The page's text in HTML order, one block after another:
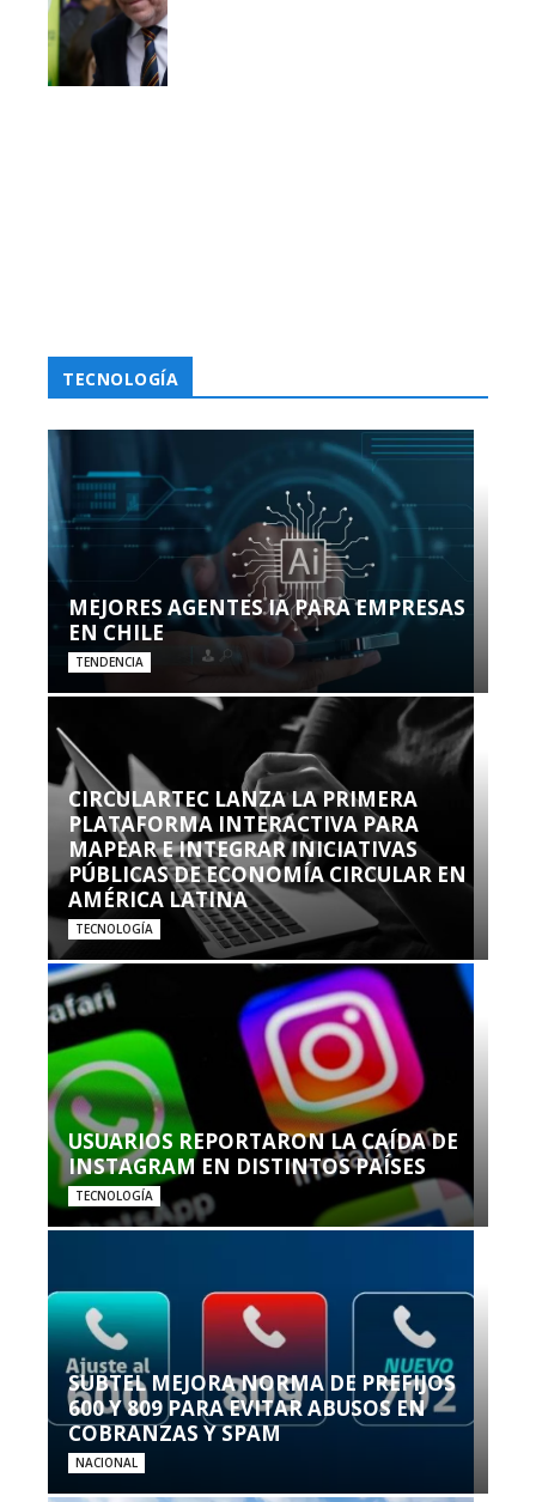
TECNOLOGÍA
MEJORES AGENTES IA PARA EMPRESAS
EN CHILE
TENDENCIA
CIRCULARTEC LANZA LA PRIMERA
PLATAFORMA INTERACTIVA PARA
MAPEAR E INTEGRAR INICIATIVAS
PÚBLICAS DE ECONOMÍA CIRCULAR EN
AMÉRICA LATINA
TECNOLOGÍA
USUARIOS REPORTARON LA CAÍDA DE
INSTAGRAM EN DISTINTOS PAÍSES
TECNOLOGÍA
SUBTEL MEJORA NORMA DE PREFIJOS
600 Y 809 PARA EVITAR ABUSOS EN
COBRANZAS Y SPAM
NACIONAL